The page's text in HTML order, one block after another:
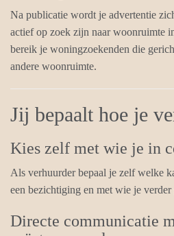
Na publicatie wordt je advertentie
actief op zoek zijn naar woonruimte
bereik je woningzoekenden die
andere woonruimte.
Jij bepaalt hoe je
Kies zelf met wie je in
Als verhuurder bepaal je zelf welke
een bezichtiging en met wie je verder
Directe communicatie